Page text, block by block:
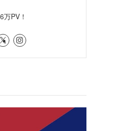
万PV！